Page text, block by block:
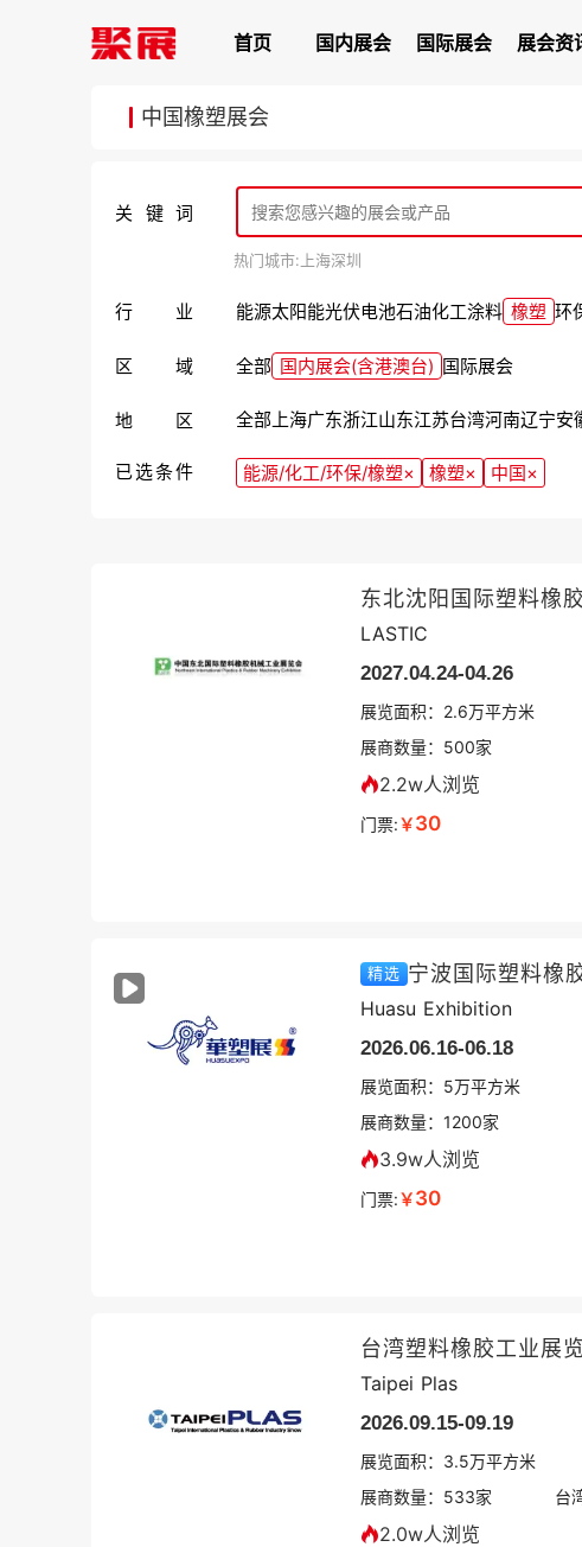
首页 国内展会 国际展会 展会资
中国橡塑展会
东北沈阳国际塑料橡
LASTIC
2027.04.24-04.26
展览面积： 2.6万平方米
展商数量： 500家
2.2w人浏览
门票:￥30
精选 宁波国际塑料橡
Huasu Exhibition
2026.06.16-06.18
展览面积： 5万平方米
展商数量： 1200家
3.9w人浏览
门票:￥30
台湾塑料橡胶工业展
Taipei Plas
2026.09.15-09.19
展览面积： 3.5万平方米
展商数量： 533家 台
2.0w人浏览
关键词
热门城市: 上海深圳
行业 能源太阳能光伏电池石油化工涂料 橡塑 环
区域 全部 国内展会(含港澳台) 国际展会
地区 全部 上海广东浙江山东江苏台湾河南辽宁安
已选条件 能源/化工/环保/橡塑× 橡塑× 中国×